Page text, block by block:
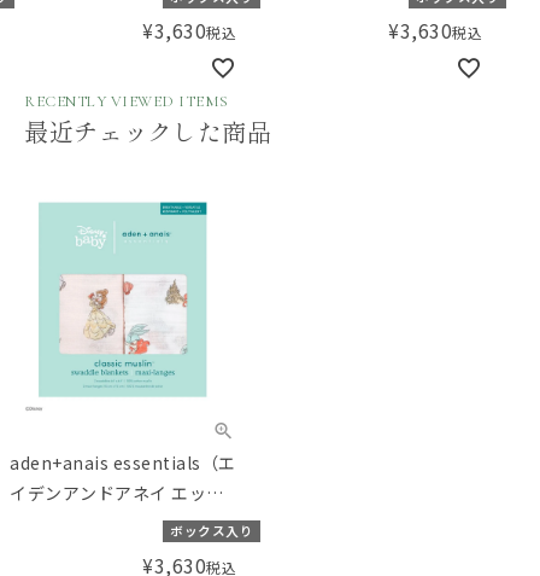
品】モスリンコットン おく
るみ 2枚 ディズニー ダンボ
dumbo- 2pk
¥3,630税込
品】モスリンコットン おく
るみ 2枚 ディズニー ウィニ
winnie+friends- 2pk
¥3,630税込
RECENTLY VIEWED ITEMS
最近チェックした商品
aden+anais essentials（エ
イデンアンドアネイ エッセ
ンシャルズ）【日本正規
品】モスリンコットン おく
ボックス入り
¥3,630税込